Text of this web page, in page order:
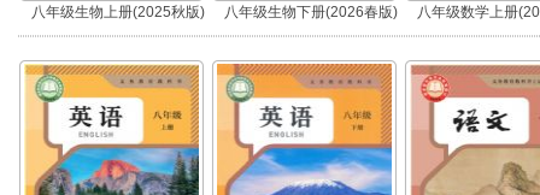
八年级生物上册(2025秋版) 八年级生物下册(2026春版) 八年级数学上册